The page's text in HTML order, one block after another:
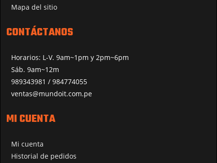
Mapa del sitio
CONTÁCTANOS
Horarios: L-V. 9am~1pm y 2pm~6pm
Sáb. 9am~12m
989343981 / 984774055
ventas@mundoit.com.pe
MI CUENTA
Mi cuenta
Historial de pedidos